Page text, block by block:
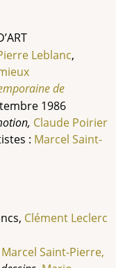
Leblanc,
de
1986
Claude Poirier
: Marcel Saint-
Clément Leclerc
Marcel Saint-Pierre,